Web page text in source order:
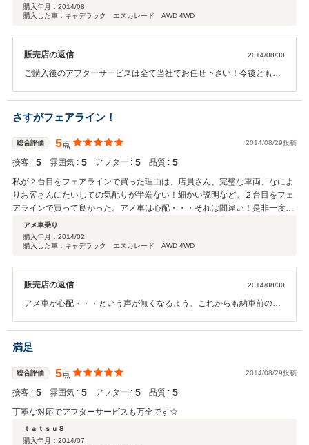
購入年月： 2014/08
購入した車：キャデラック エスカレード AWD 4WD
販売店の返信 2014/08/30
ご購入後のアフターサービスは全て当社でお任せ下さい！今後とも宜
さすがフェアライン！
総合評価 5点 2014/08/29投稿
接客 : 5 雰囲気 : 5 アフター : 5 品質 : 5
私が２台目をフェアラインで買った理由は、店員さん、完璧な車両、なによ
りお客さんにたいしての気配りが半端ない！細かい説明など。２台目をフェ
アラインで買って良かった。アメ車は心配・・・それは間違い！是非一度フ
ェアラインへ。
アメ車乗り
購入年月： 2014/02
購入した車：キャデラック エスカレード AWD 4WD
販売店の返信 2014/08/30
アメ車が心配・・・という声が無くなるよう、これからも納車前の整
す！今後とも宜しくお願い致します。
満足
総合評価 5点 2014/08/29投稿
接客 : 5 雰囲気 : 5 アフター : 5 品質 : 5
丁寧な対応でアフターサービスも万全です☆
ｔａｔｓｕ８
購入年月： 2014/07